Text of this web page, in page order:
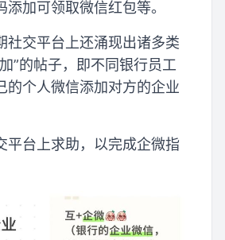
加可领取微信红包等。
社交平台上还涌现出诸多类
”的帖子，即不同银行员工
的个人微信添加对方的企业
平台上求助，以完成企微指